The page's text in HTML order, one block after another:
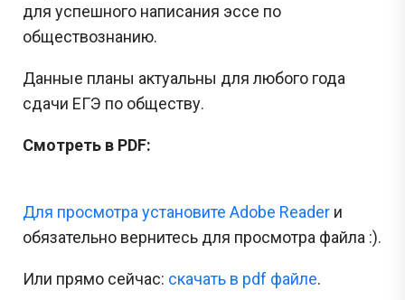
для успешного написания эссе по
обществознанию.
Данные планы актуальны для любого года
сдачи ЕГЭ по обществу.
Смотреть в PDF:
Для просмотра установите Adobe Reader и
обязательно вернитесь для просмотра файла :).
Или прямо сейчас: cкачать в pdf файле.